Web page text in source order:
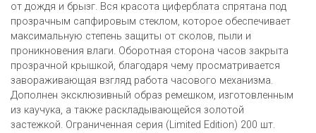
от дождя и брызг. Вся красота циферблата спрятана под
прозрачным сапфировым стеклом, которое обеспечивает
максимальную степень защиты от сколов, пыли и
проникновения влаги. Оборотная сторона часов закрыта
прозрачной крышкой, благодаря чему просматривается
завораживающая взгляд работа часового механизма.
Дополнен эксклюзивный образ ремешком, изготовленным
из каучука, а также раскладывающейся золотой
застежкой. Ограниченная серия (Limited Edition) 200 шт.